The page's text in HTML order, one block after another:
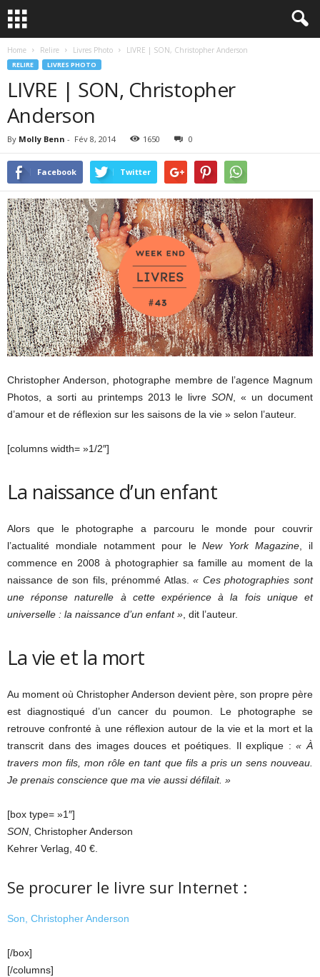
Home Relire Livres Photo LIVRE | SON, Christopher Anderson
RELIRE LIVRES PHOTO
LIVRE | SON, Christopher
Anderson
By Molly Benn - Fév 8, 2014 1650 0
Facebook Twitter
Christopher Anderson, photographe membre de l’agence Magnum
Photos, a sorti au printemps 2013 le livreSON, « un document
d’amour et de réflexion sur les saisons de la vie » selon l’auteur.
[columns width= »1/2″]
La naissance d’un enfant
Alors que le photographe a parcouru le monde pour couvrir
l’actualité mondiale notamment pour leNew York Magazine, il
commence en 2008 à photographier sa famille au moment de la
naissance de son fils, prénommé Atlas.« Ces photographies sont
une réponse naturelle à cette expérience à la fois unique et
universelle : la naissance d’un enfant », dit l’auteur.
La vie et la mort
Au moment où Christopher Anderson devient père, son propre père
est diagnostiqué d’un cancer du poumon. Le photographe se
retrouve confronté à une réflexion autour de la vie et la mort et la
transcrit dans des images douces et poétiques. Il explique :« À
travers mon fils, mon rôle en tant que fils a pris un sens nouveau.
Je prenais conscience que ma vie aussi défilait. »
[box type= »1″]
SON, Christopher Anderson
Kehrer Verlag, 40 €.
Se procurer le livre sur Internet :
Son, Christopher Anderson
[/box]
[/columns]